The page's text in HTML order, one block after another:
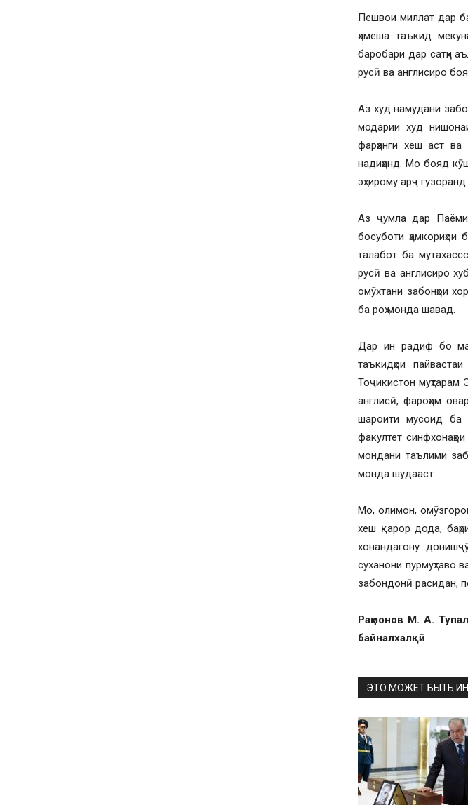
Пешвои миллат дар
ҳамеша таъкид
баробари дар сатҳи
русӣ ва англисиро
Аз худ намудани
модарии худ
фарҳанги хеш аст
надиҳанд. Мо бояд
эҳтирому арҷ
Аз ҷумла дар Паёми
босуботи
талабот ба
русӣ ва англисиро
омӯхтани забонҳои
ба роҳ монда шавад.
Дар ин радиф бо
таъкидҳои
Тоҷикистон муҳтарам
англисӣ, фароҳам
шароити мусоид ба
факултет
мондани таълими
монда шудааст.
Мо, олимон,
хеш қарор дода,
хонандагону
суханони
забондонӣ расидан,
Раҳмонов М. А.
байналхалқӣ
ЭТО МОЖЕТ БЫТЬ